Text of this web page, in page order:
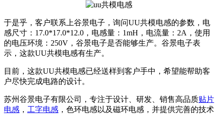
于是乎，客户联系上谷景电子，询问UU共模电感的参数，电
感尺寸：17.0*17.0*12.0，电感量：1mH，电流量：2A，使用
的电压环境：250V，谷景电子是否能够生产。谷景电子表
示，这款UU共模电感有生产。
目前，这款UU共模电感已经送样到客户手中，希望能帮助客
户尽快完成电路的设计。
苏州谷景电子有限公司，专注于设计、研发、销售高品质贴片
电感 ， 工字电感 ，色环电感以及磁环电感，并提供完善的技术